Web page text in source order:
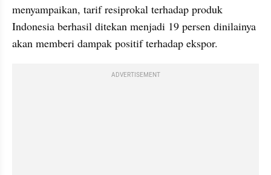
menyampaikan, tarif resiprokal terhadap produk
Indonesia berhasil ditekan menjadi 19 persen dinilainya
akan memberi dampak positif terhadap ekspor.
ADVERTISEMENT